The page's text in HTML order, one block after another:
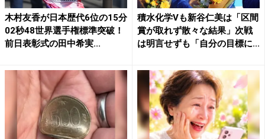
木村友香が日本歴代6位の15分
02秒48世界選手権標準突破！
前日表彰式の田中希実...
積水化学Vも新谷仁美は「区間
賞が取れず散々な結果」次戦
は明言せずも「自分の目標に...